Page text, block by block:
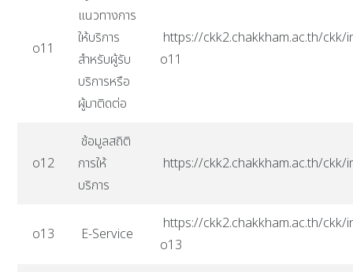
o11
แนวทางการ
ให้บริการ
สำหรับผู้รับ
บริการหรือ
ผู้มาติดต่อ
https://ckk2.chakkham.ac.th/
o11
o12
ช้อมูลสถิติ
การให้
บริการ
https://ckk2.chakkham.ac.th/
o13 E-Service
https://ckk2.chakkham.ac.th/
o13